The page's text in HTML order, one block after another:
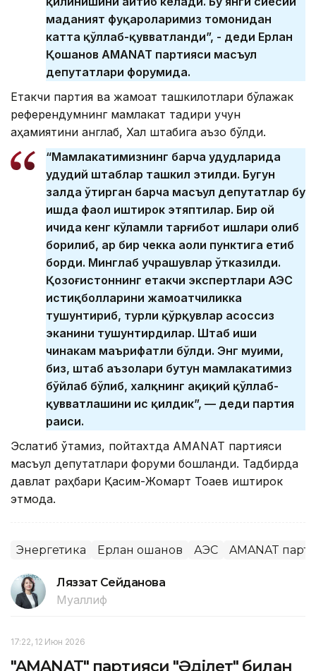
маданият фуқароларимиз томонидан
катта қўллаб-қувватланди”, - деди Ерлан
Қошанов AMANAT партияси масъул
депутатлари форумида.
Етакчи партия ва жамоат ташкилотлари бўлажак
референдумнинг мамлакат тақдири учун
аҳамиятини англаб, Халқ штабига аъзо бўлди.
“Мамлакатимизнинг барча ҳудудларида
ҳудудий штаблар ташкил этилди. Бугун
залда ўтирган барча масъул депутатлар бу
ишда фаол иштирок этяптилар. Бир ой
ичида кенг кўламли тарғибот ишлари олиб
борилиб, ҳар бир чекка аҳоли пунктига етиб
борди. Минглаб учрашувлар ўтказилди.
Қозоғистоннинг етакчи экспертлари АЭС
истиқболларини жамоатчиликка
тушунтириб, турли қўрқувлар асоссиз
эканини тушунтирдилар. Штаб иши
чинакам маърифатли бўлди. Энг муҳими,
биз, штаб аъзолари бутун мамлакатимиз
бўйлаб бўлиб, халқнинг ҳақиқий қўллаб-
қувватлашини ҳис қилдик”, — деди партия
раиси.
Эслатиб ўтамиз, пойтахтда AMANAT партияси
масъул депутатлари форуми бошланди. Тадбирда
давлат раҳбари Қасим-Жомарт Тоқаев иштирок
этмоқда.
Энергетика Ерлан Қошанов АЭС AMANAT
Ляззат Сейданова
Муаллиф
17:22, 12 Июн 2026
"AMANAT" партияси "Әділет" билан